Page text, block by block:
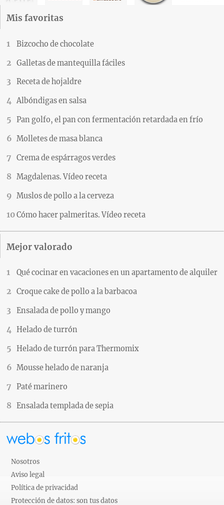
Mis favoritas
Bizcocho de chocolate
Galletas de mantequilla fáciles
Receta de hojaldre
Albóndigas en salsa
Pan golfo, el pan con fermentación retardada en frío
Molletes de masa blanca
Crema de espárragos verdes
Magdalenas. Vídeo receta
Muslos de pollo a la cerveza
Cómo hacer palmeritas. Vídeo receta
Mejor valorado
Qué cocinar en vacaciones en un apartamento de alquiler
Croque cake de pollo a la barbacoa
Ensalada de pollo y mango
Helado de turrón
Helado de turrón para Thermomix
Mousse helado de naranja
Paté marinero
Ensalada templada de sepia
Nosotros
Aviso legal
Política de privacidad
Protección de datos: son tus datos